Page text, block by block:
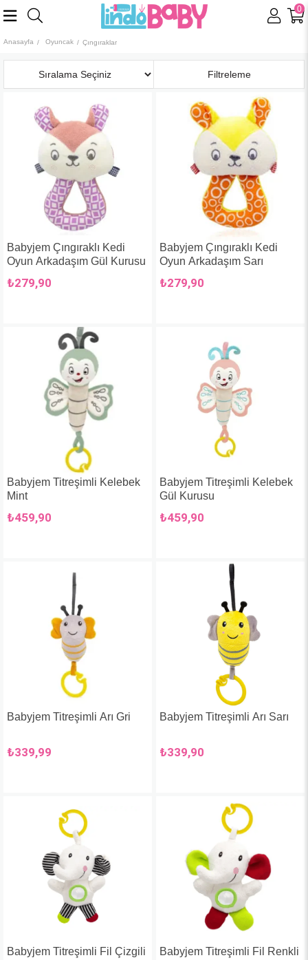
0
Anasayfa Oyuncak Çıngıraklar
Filtreleme
Sıralama
Babyjem Çıngıraklı Kedi
Oyun Arkadaşım Gül Kurusu
₺279,90
Babyjem Çıngıraklı Kedi
Oyun Arkadaşım Sarı
₺279,90
Babyjem Titreşimli Kelebek
Mint
₺459,90
Babyjem Titreşimli Kelebek
Gül Kurusu
₺459,90
Babyjem Titreşimli Arı Gri
₺339,99
Babyjem Titreşimli Arı Sarı
₺339,90
Babyjem Titreşimli Fil Çizgili Babyjem Titreşimli Fil Renkli